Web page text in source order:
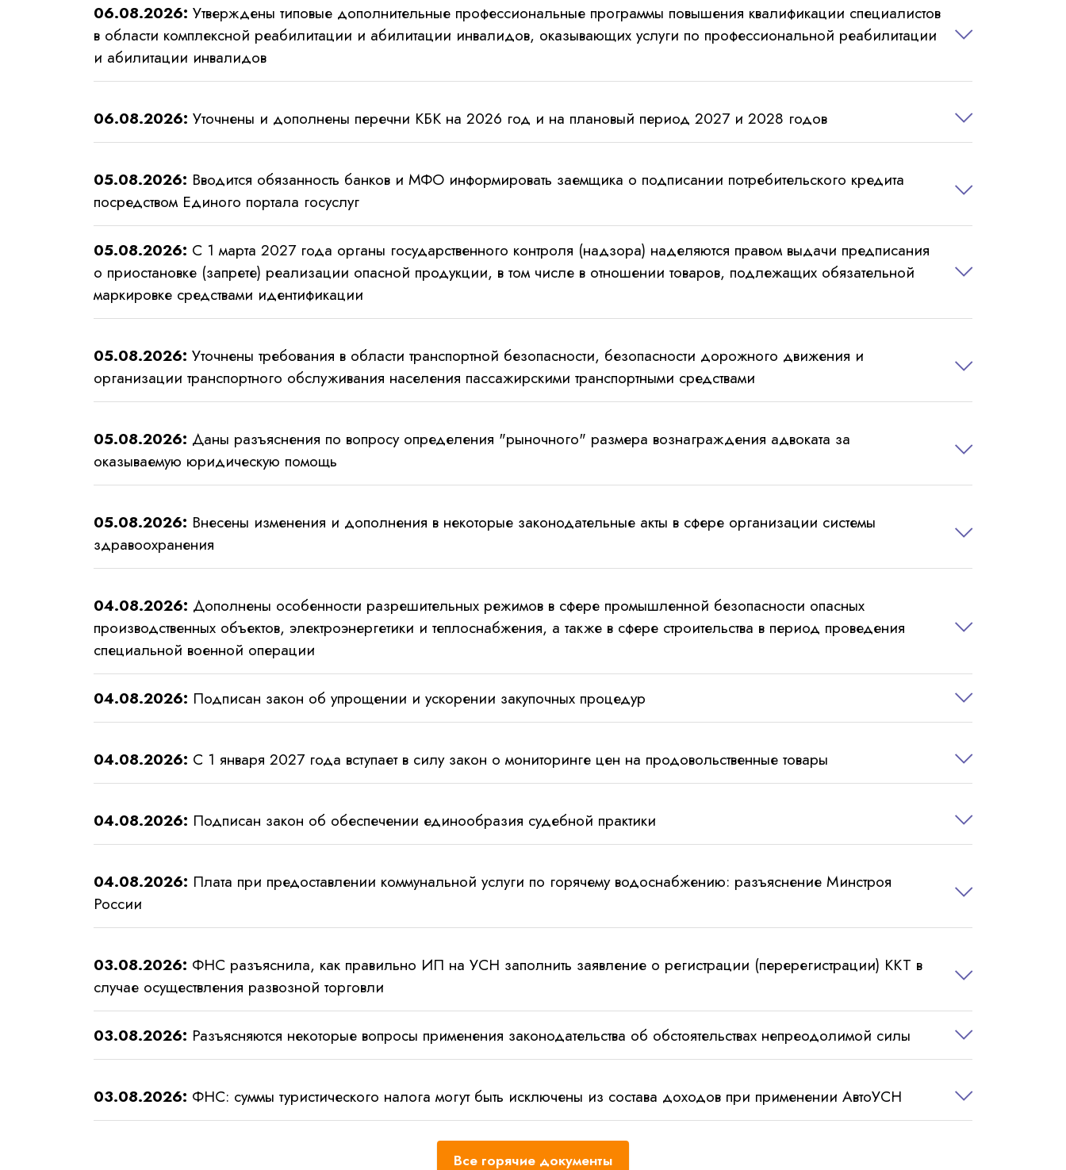
06.08.2026: Утверждены типовые дополнительные профессиональные программы повышения квалификации специалистов
в области комплексной реабилитации и абилитации инвалидов, оказывающих услуги по профессиональной реабилитации
и абилитации инвалидов
06.08.2026: Уточнены и дополнены перечни КБК на 2026 год и на плановый период 2027 и 2028 годов
05.08.2026: Вводится обязанность банков и МФО информировать заемщика о подписании потребительского кредита
посредством Единого портала госуслуг
05.08.2026: С 1 марта 2027 года органы государственного контроля (надзора) наделяются правом выдачи предписания
о приостановке (запрете) реализации опасной продукции, в том числе в отношении товаров, подлежащих обязательной
маркировке средствами идентификации
05.08.2026: Уточнены требования в области транспортной безопасности, безопасности дорожного движения и
организации транспортного обслуживания населения пассажирскими транспортными средствами
05.08.2026: Даны разъяснения по вопросу определения "рыночного" размера вознаграждения адвоката за
оказываемую юридическую помощь
05.08.2026: Внесены изменения и дополнения в некоторые законодательные акты в сфере организации системы
здравоохранения
04.08.2026: Дополнены особенности разрешительных режимов в сфере промышленной безопасности опасных
производственных объектов, электроэнергетики и теплоснабжения, а также в сфере строительства в период проведения
специальной военной операции
04.08.2026: Подписан закон об упрощении и ускорении закупочных процедур
04.08.2026: С 1 января 2027 года вступает в силу закон о мониторинге цен на продовольственные товары
04.08.2026: Подписан закон об обеспечении единообразия судебной практики
04.08.2026: Плата при предоставлении коммунальной услуги по горячему водоснабжению: разъяснение Минстроя
России
03.08.2026: ФНС разъяснила, как правильно ИП на УСН заполнить заявление о регистрации (перерегистрации) ККТ в
случае осуществления развозной торговли
03.08.2026: Разъясняются некоторые вопросы применения законодательства об обстоятельствах непреодолимой силы
03.08.2026: ФНС: суммы туристического налога могут быть исключены из состава доходов при применении АвтоУСН
Все горячие документы